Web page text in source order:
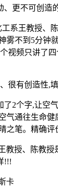
更不可创造
系王教授、
雾不到5分钟
视频只讲了
很有创造性,
了2个字,让空
气通往生命健
之笔。精确评
教授、陈教授
!!!
卡